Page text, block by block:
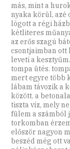
más, mint a
nyaka körül, azé
lógott a régi
kétliteres
az erős szagú
csontjaimban
leveti a
tompa ütés.
mert egyre több
lábam távozik a
között. a
tiszta víz, mely
fülem a számból
torkomban
először nagyon
beszéd még ott